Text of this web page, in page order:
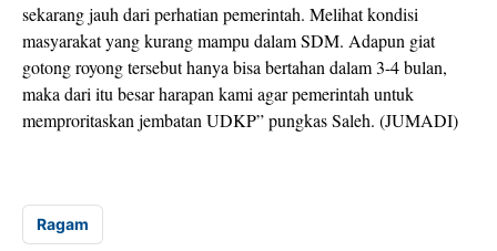
sekarang jauh dari perhatian pemerintah. Melihat kondisi
masyarakat yang kurang mampu dalam SDM. Adapun giat
gotong royong tersebut hanya bisa bertahan dalam 3-4 bulan,
maka dari itu besar harapan kami agar pemerintah untuk
memproritaskan jembatan UDKP” pungkas Saleh. (JUMADI)
Ragam